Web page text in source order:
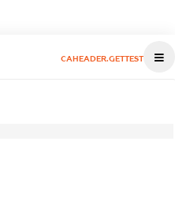
CAHEADER.GETTEST